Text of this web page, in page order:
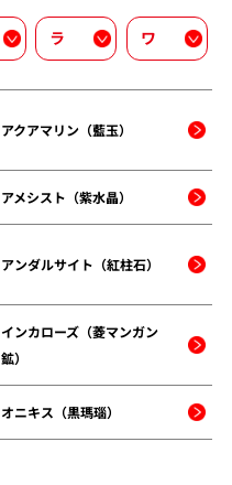
ラ ワ
アクアマリン（藍玉）
アメシスト（紫水晶）
アンダルサイト（紅柱石）
インカローズ（菱マンガン
鉱）
オニキス（黒瑪瑙）